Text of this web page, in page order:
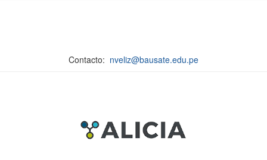
Contacto: nveliz@bausate.edu.pe